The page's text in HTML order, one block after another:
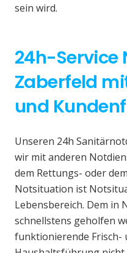
sein wird.
24h-Service
Zaberfeld
und
Unseren 24h
wir mit anderen
dem Rettungs- oder
Notsituation ist
Lebensbereich. Dem in
schnellstens geholfen
funktionierende Frisch-